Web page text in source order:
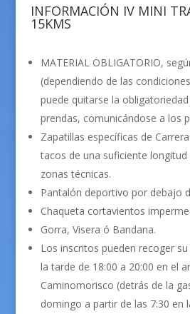
INFORMACIÓN IV MINI
15KMS
MATERIAL OBLIGATORIO,
(dependiendo de las
puede quitarse la
prendas, comunicándose a los
Zapatillas específicas de
tacos de una suficiente longitud
zonas técnicas.
Pantalón deportivo por debajo
Chaqueta cortavientos
Gorra, Visera ó Bandana.
Los inscritos pueden recoger
la tarde de 18:00 a 20:00 en el
Caminomorisco (detrás de la
domingo a partir de las 7:30 en